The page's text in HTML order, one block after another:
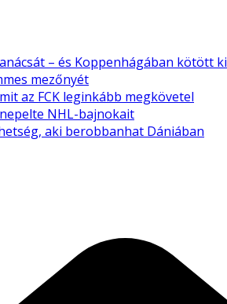
– és Koppenhágában kötött ki
mezőnyét
az FCK leginkább megkövetel
NHL-bajnokait
aki berobbanhat Dániában